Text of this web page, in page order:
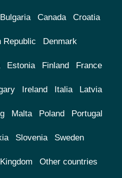
Bulgaria Canada Croatia
Republic Denmark
Estonia Finland France
Ireland Italia Latvia
Malta Poland Portugal
Slovenia Sweden
Other countries